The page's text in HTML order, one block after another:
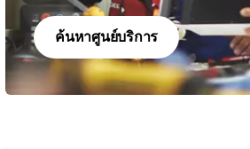
ค้นหาศูนย์บริการ